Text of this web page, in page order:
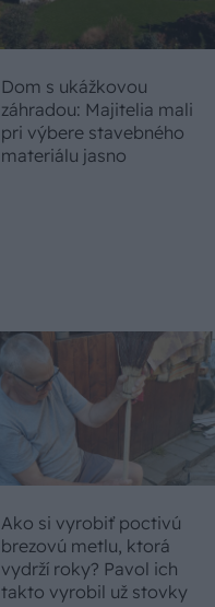
Dom s ukážkovou
záhradou: Majitelia mali
pri výbere stavebného
materiálu jasno
Ako si vyrobiť poctivú
brezovú metlu, ktorá
vydrží roky? Pavol ich
takto vyrobil už stovky